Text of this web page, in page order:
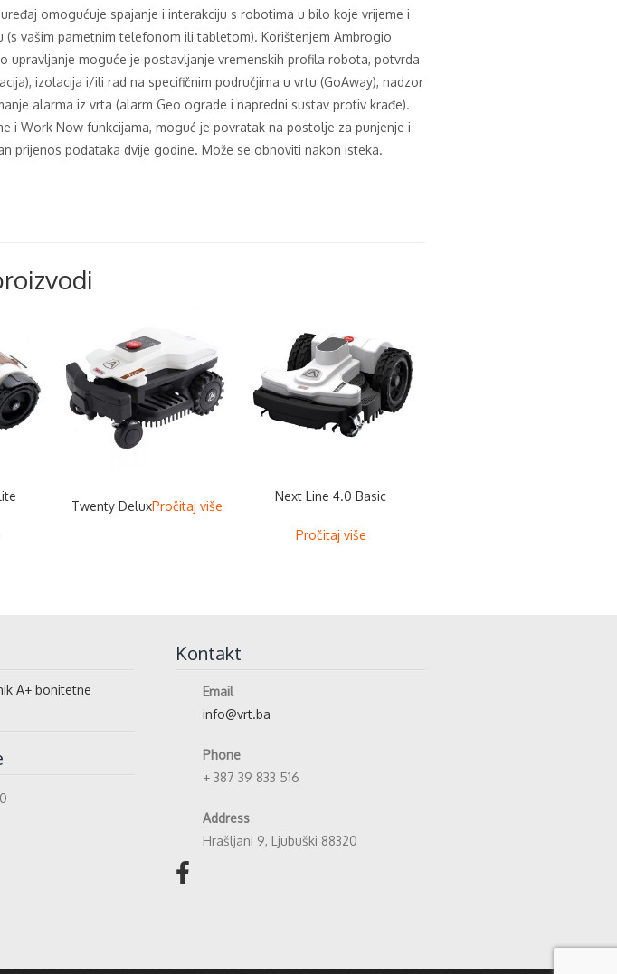
uređaj omogućuje spajanje i interakciju s robotima u bilo koje vrijeme i
(s vašim pametnim telefonom ili tabletom). Korištenjem Ambrogio
upravljanje moguće je postavljanje vremenskih profila robota, potvrda
izolacija i/ili rad na specifičnim područjima u vrtu (GoAway), nadzor
alarma iz vrta (alarm Geo ograde i napredni sustav protiv krađe).
i Work Now funkcijama, moguć je povratak na postolje za punjenje i
prijenos podataka dvije godine. Može se obnoviti nakon isteka.
Twenty DeluxPročitaj više
Next Line 4.0 Basic
Pročitaj više
A+ bonitetne
Kontakt
Email
info@vrt.ba
Phone
+ 387 39 833 516
Address
Hrašljani 9, Ljubuški 88320